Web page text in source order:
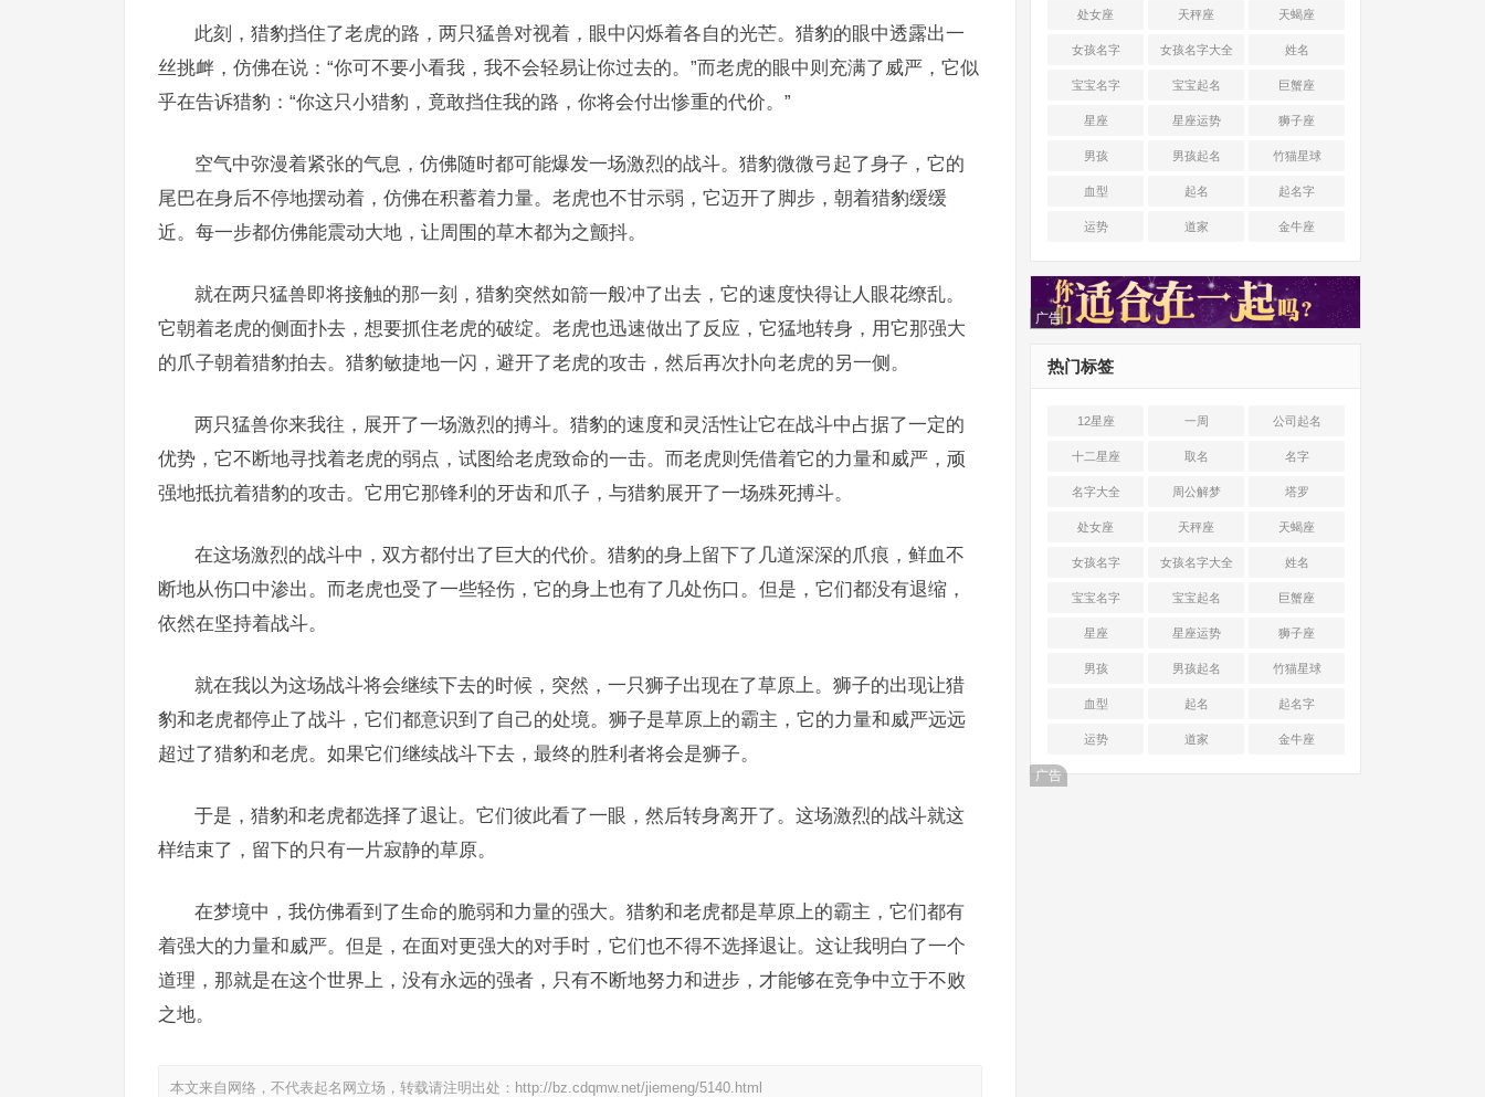
此刻，猎豹挡住了老虎的路，两只猛兽对视着，眼中闪烁着各自的光芒。猎豹的眼中透露出一
丝挑衅，仿佛在说：“你可不要小看我，我不会轻易让你过去的。”而老虎的眼中则充满了威严，它似
乎在告诉猎豹：“你这只小猎豹，竟敢挡住我的路，你将会付出惨重的代价。”
空气中弥漫着紧张的气息，仿佛随时都可能爆发一场激烈的战斗。猎豹微微弓起了身子，它的
尾巴在身后不停地摆动着，仿佛在积蓄着力量。老虎也不甘示弱，它迈开了脚步，朝着猎豹缓缓
近。每一步都仿佛能震动大地，让周围的草木都为之颤抖。
就在两只猛兽即将接触的那一刻，猎豹突然如箭一般冲了出去，它的速度快得让人眼花缭乱。
它朝着老虎的侧面扑去，想要抓住老虎的破绽。老虎也迅速做出了反应，它猛地转身，用它那强大
的爪子朝着猎豹拍去。猎豹敏捷地一闪，避开了老虎的攻击，然后再次扑向老虎的另一侧。
两只猛兽你来我往，展开了一场激烈的搏斗。猎豹的速度和灵活性让它在战斗中占据了一定的
优势，它不断地寻找着老虎的弱点，试图给老虎致命的一击。而老虎则凭借着它的力量和威严，顽
强地抵抗着猎豹的攻击。它用它那锋利的牙齿和爪子，与猎豹展开了一场殊死搏斗。
在这场激烈的战斗中，双方都付出了巨大的代价。猎豹的身上留下了几道深深的爪痕，鲜血不
断地从伤口中渗出。而老虎也受了一些轻伤，它的身上也有了几处伤口。但是，它们都没有退缩，
依然在坚持着战斗。
就在我以为这场战斗将会继续下去的时候，突然，一只狮子出现在了草原上。狮子的出现让猎
豹和老虎都停止了战斗，它们都意识到了自己的处境。狮子是草原上的霸主，它的力量和威严远远
超过了猎豹和老虎。如果它们继续战斗下去，最终的胜利者将会是狮子。
于是，猎豹和老虎都选择了退让。它们彼此看了一眼，然后转身离开了。这场激烈的战斗就这
样结束了，留下的只有一片寂静的草原。
在梦境中，我仿佛看到了生命的脆弱和力量的强大。猎豹和老虎都是草原上的霸主，它们都有
着强大的力量和威严。但是，在面对更强大的对手时，它们也不得不选择退让。这让我明白了一个
道理，那就是在这个世界上，没有永远的强者，只有不断地努力和进步，才能够在竞争中立于不败
之地。
本文来自网络，不代表起名网立场，转载请注明出处： http://bz.cdqmw.net/jiemeng/5140.html
处女座 天秤座 天蝎座
女孩名字 女孩名字大全 姓名
宝宝名字 宝宝起名 巨蟹座
星座 星座运势 狮子座
男孩 男孩起名 竹猫星球
血型 起名 起名字
运势 道家 金牛座
广告
热门标签
12星座 一周 公司起名
十二星座 取名 名字
名字大全 周公解梦 塔罗
处女座 天秤座 天蝎座
女孩名字 女孩名字大全 姓名
宝宝名字 宝宝起名 巨蟹座
星座 星座运势 狮子座
男孩 男孩起名 竹猫星球
血型 起名 起名字
运势 道家 金牛座
广告